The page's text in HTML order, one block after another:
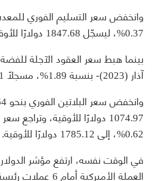
وانخفض سعر التسليم الفوري
0.37%، ليسجّل 1847.68 دولارًا للأوقية.
بينما هبط سعر العقود الآجلة
آذار (2023)- بنسبة 1.89%، مسجلًا 23.51 دولارًا للأوقية.
1074.97 دولارًا للأوقية،
0.62%، إلى 1785.12 دولارًا للأوقية.
في الوقت نفسه، ارتفع مؤشر